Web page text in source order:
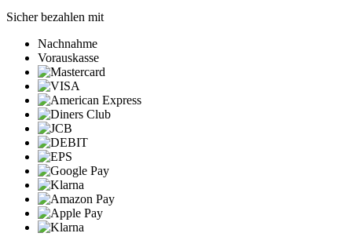
Sicher bezahlen mit
Nachnahme
Vorauskasse